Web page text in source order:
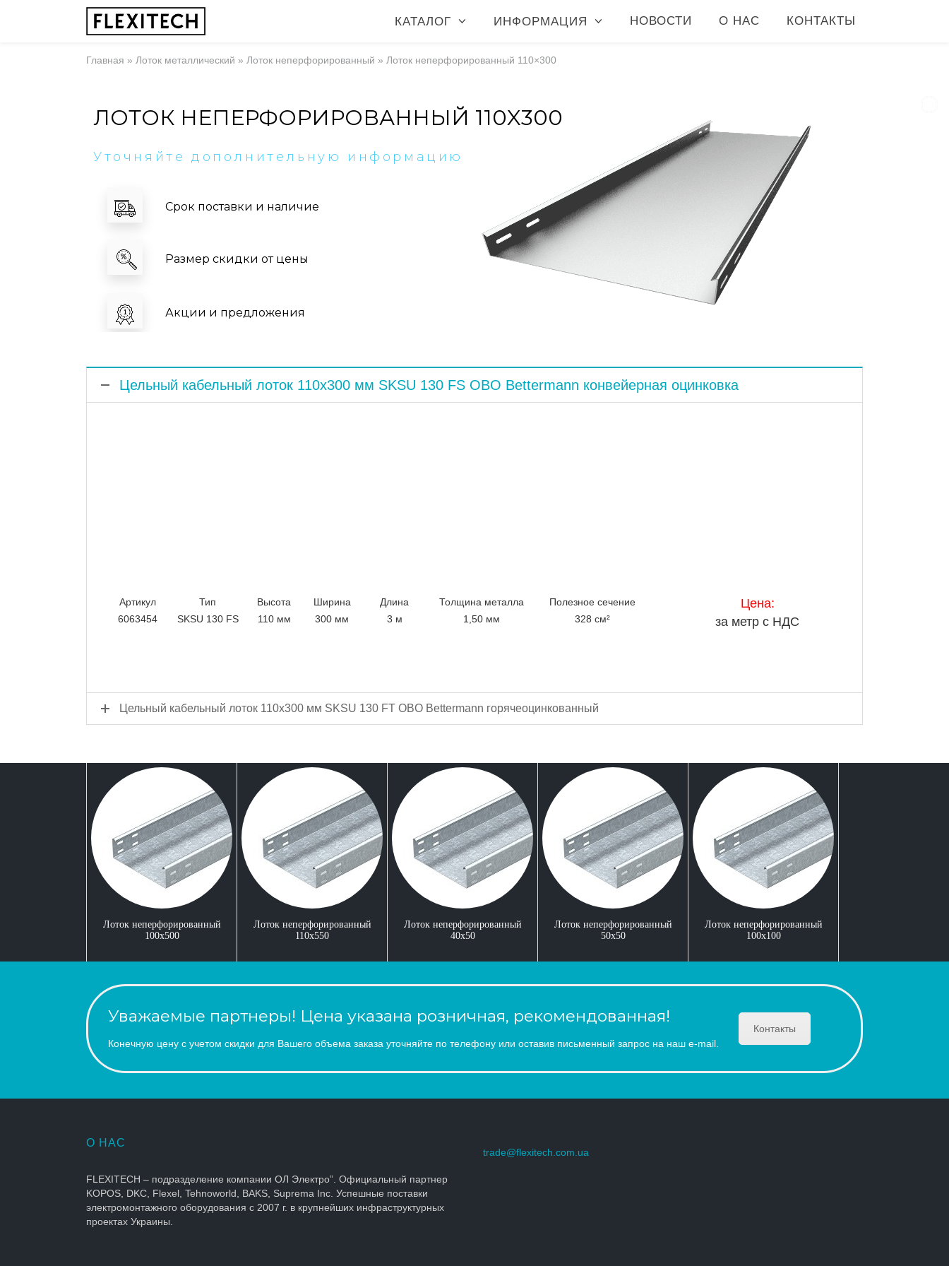
КАТАЛОГ ИНФОРМАЦИЯ НОВОСТИ О НАС КОНТАКТЫ
Главная » Лоток металлический » Лоток неперфорированный » Лоток неперфорированный 110×300
ЛОТОК НЕПЕРФОРИРОВАННЫЙ 110X300
Уточняйте дополнительную информацию
Срок поставки и наличие
Размер скидки от цены
Акции и предложения
Цельный кабельный лоток 110x300 мм SKSU 130 FS OBO Bettermann конвейерная оцинковка
Артикул Тип Высота Ширина Длина Толщина металла
Полезное сечение
6063454
SKSU 130 FS 110 мм 300 мм 3 м 1,50 мм 328 см²
Цена:
за метр с НДС
Цельный кабельный лоток 110x300 мм SKSU 130 FT OBO Bettermann горячеоцинкованный
Лоток неперфорированный
100x500
Лоток неперфорированный
110x550
Лоток неперфорированный
40x50
Лоток неперфорированный
50x50
Лоток неперфорированный
100x100
Уважаемые партнеры! Цена указана розничная, рекомендованная!
Конечную цену с учетом скидки для Вашего объема заказа уточняйте по телефону или оставив письменный запрос на наш e-mail.
Контакты
О НАС
FLEXITECH – подразделение компании ОЛ Электро”. Официальный партнер
KOPOS, DKC, Flexel, Tehnoworld, BAKS, Suprema Inc. Успешные поставки
электромонтажного оборудования с 2007 г. в крупнейших инфраструктурных
проектах Украины.
trade@flexitech.com.ua